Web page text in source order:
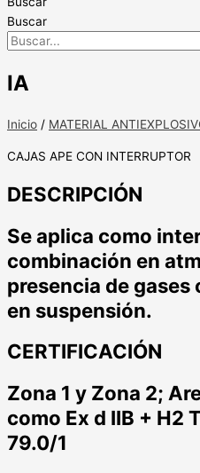
Buscar
IA
Inicio / MATERIAL
CAJAS APE CON INTERRUPTOR
DESCRIPCIÓN
Se aplica como
combinación en
presencia de
en suspensión.
CERTIFICACIÓN
Zona 1 y Zona 2;
como Ex d IIB + H2
79.0/1